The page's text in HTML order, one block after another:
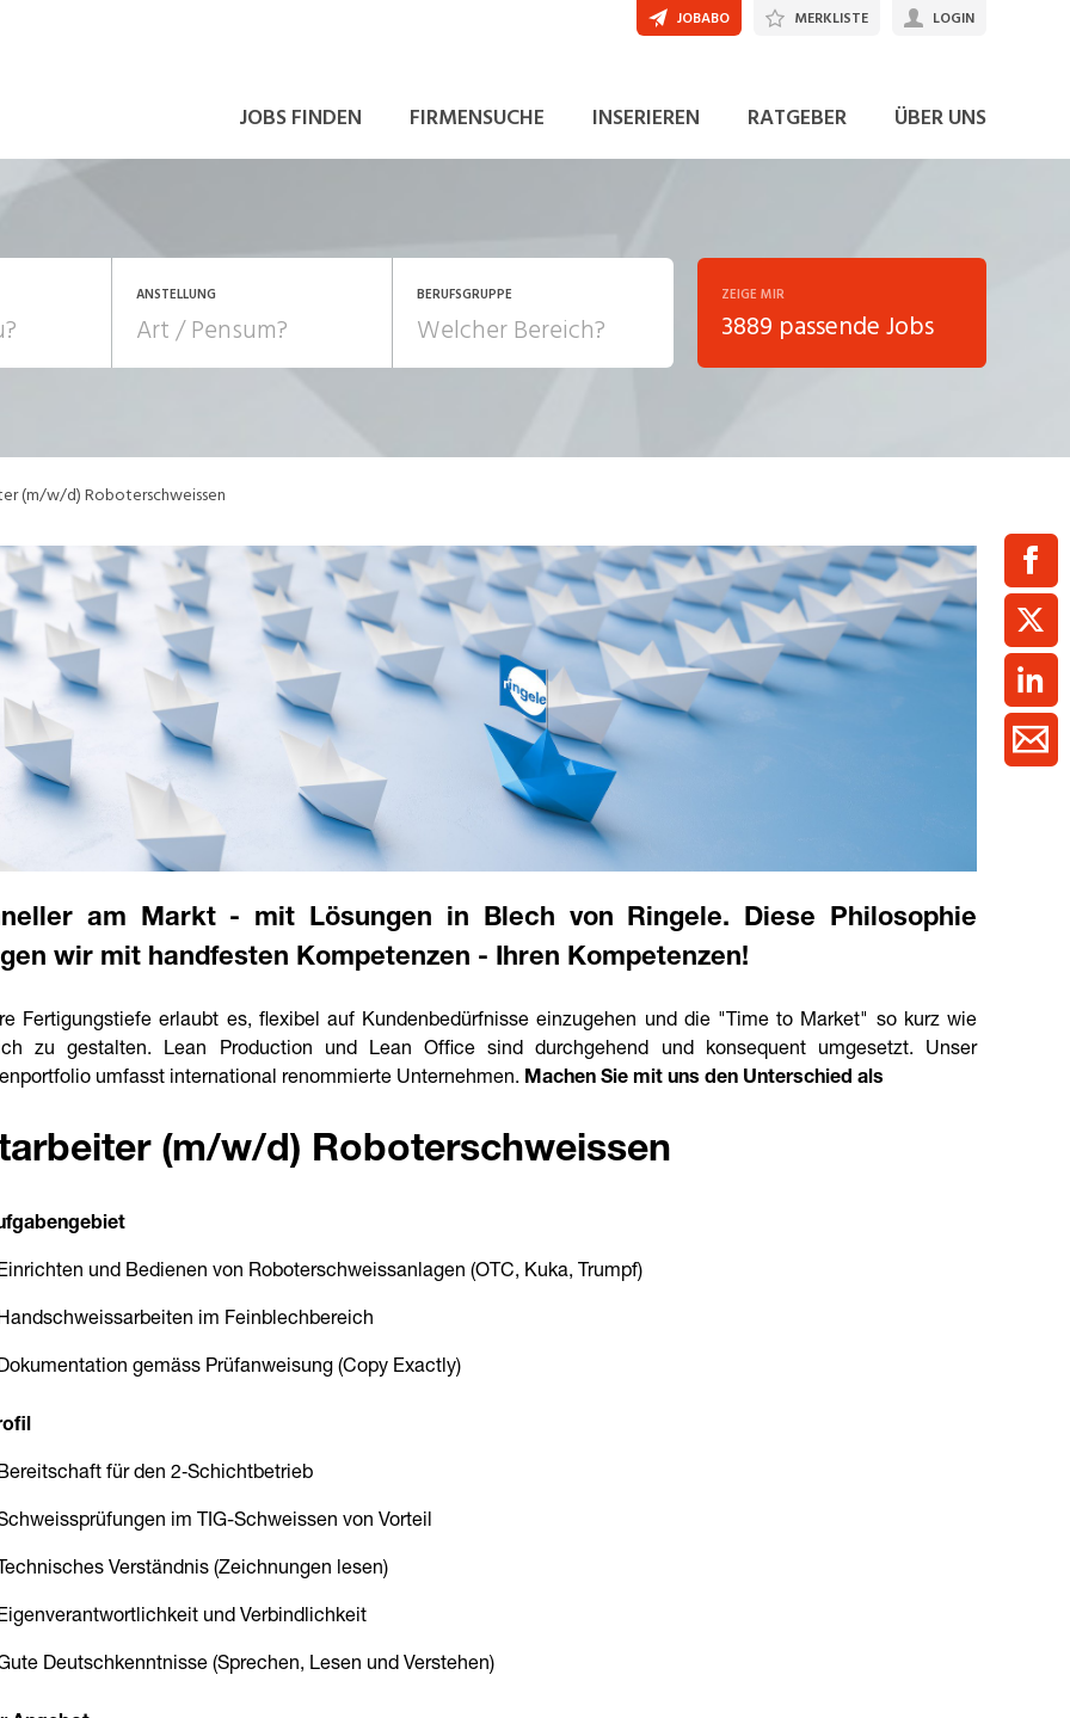
JOBS FINDEN FIRMENSUCHE INSERIEREN RATGEBER ÜBER UNS
JOBABO MERKLISTE LOGIN
ANSTELLUNG
Temporär (befristet)
Praktikum
Ferienjob
Management / Kader
BERUFSGRUPPE
Human Resources
Controlling, Treuhand, Gartenbau, Landwirtschaft,
Forstwirtschaft
Facility Management, Industrie, Maschinenbau,
Anlagenbau, Produktion
Berufe, Kundendienst,
Verwaltung
Körperpflege, Wellness
Mechanik, Elektronik, Optik
(Fertigung)
Medizin, Gesundheitswesen,
Pflege
Handel, Kundenberatung,
ZEIGE MIR
3889 passende Jobs
(m/w/d) Roboterschweissen
JETZT BEWERBEN